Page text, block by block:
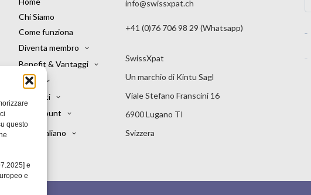
questo
e
e
Chi Siamo
Come funziona
Diventa membro
Benefit & Vantaggi
News
Contatti
My account
Italiano
info@swissxpat.ch
+41 (0)76 706 98 29 (Whatsapp)
SwissXpat
Un marchio di Kintu Sagl
Viale Stefano Franscini 16
6900 Lugano TI
Svizzera